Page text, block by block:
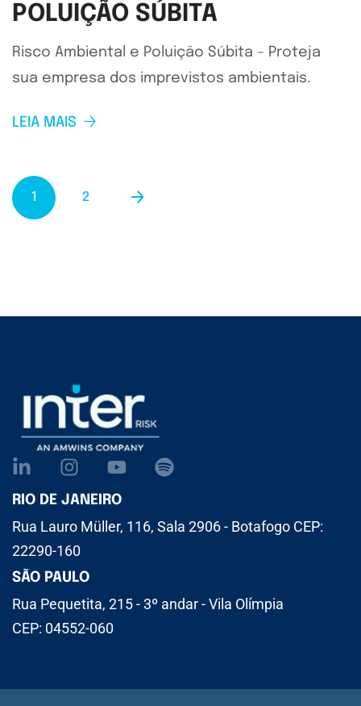
POLUIÇÃO SÚBITA
Risco Ambiental e Poluição Súbita – Proteja
sua empresa dos imprevistos ambientais.
LEIA MAIS
1 2
RIO DE JANEIRO
Rua Lauro Müller, 116, Sala 2906 - Botafogo CEP:
22290-160
SÃO PAULO
Rua Pequetita, 215 - 3º andar - Vila Olímpia
CEP: 04552-060